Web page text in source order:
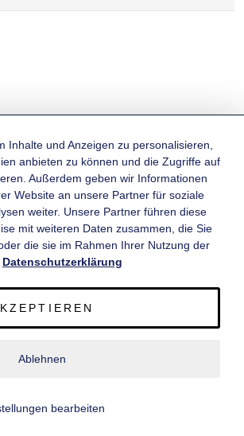
Fahrzeugbau AG. Alle Rechte vorbehalten.
Inhalte und Anzeigen zu personalisieren,
anbieten zu können und die Zugriffe auf
Außerdem geben wir Informationen
Website an unsere Partner für soziale
weiter. Unsere Partner führen diese
mit weiteren Daten zusammen, die Sie
die sie im Rahmen Ihrer Nutzung der
Datenschutzerklärung
Ablehnen
bearbeiten